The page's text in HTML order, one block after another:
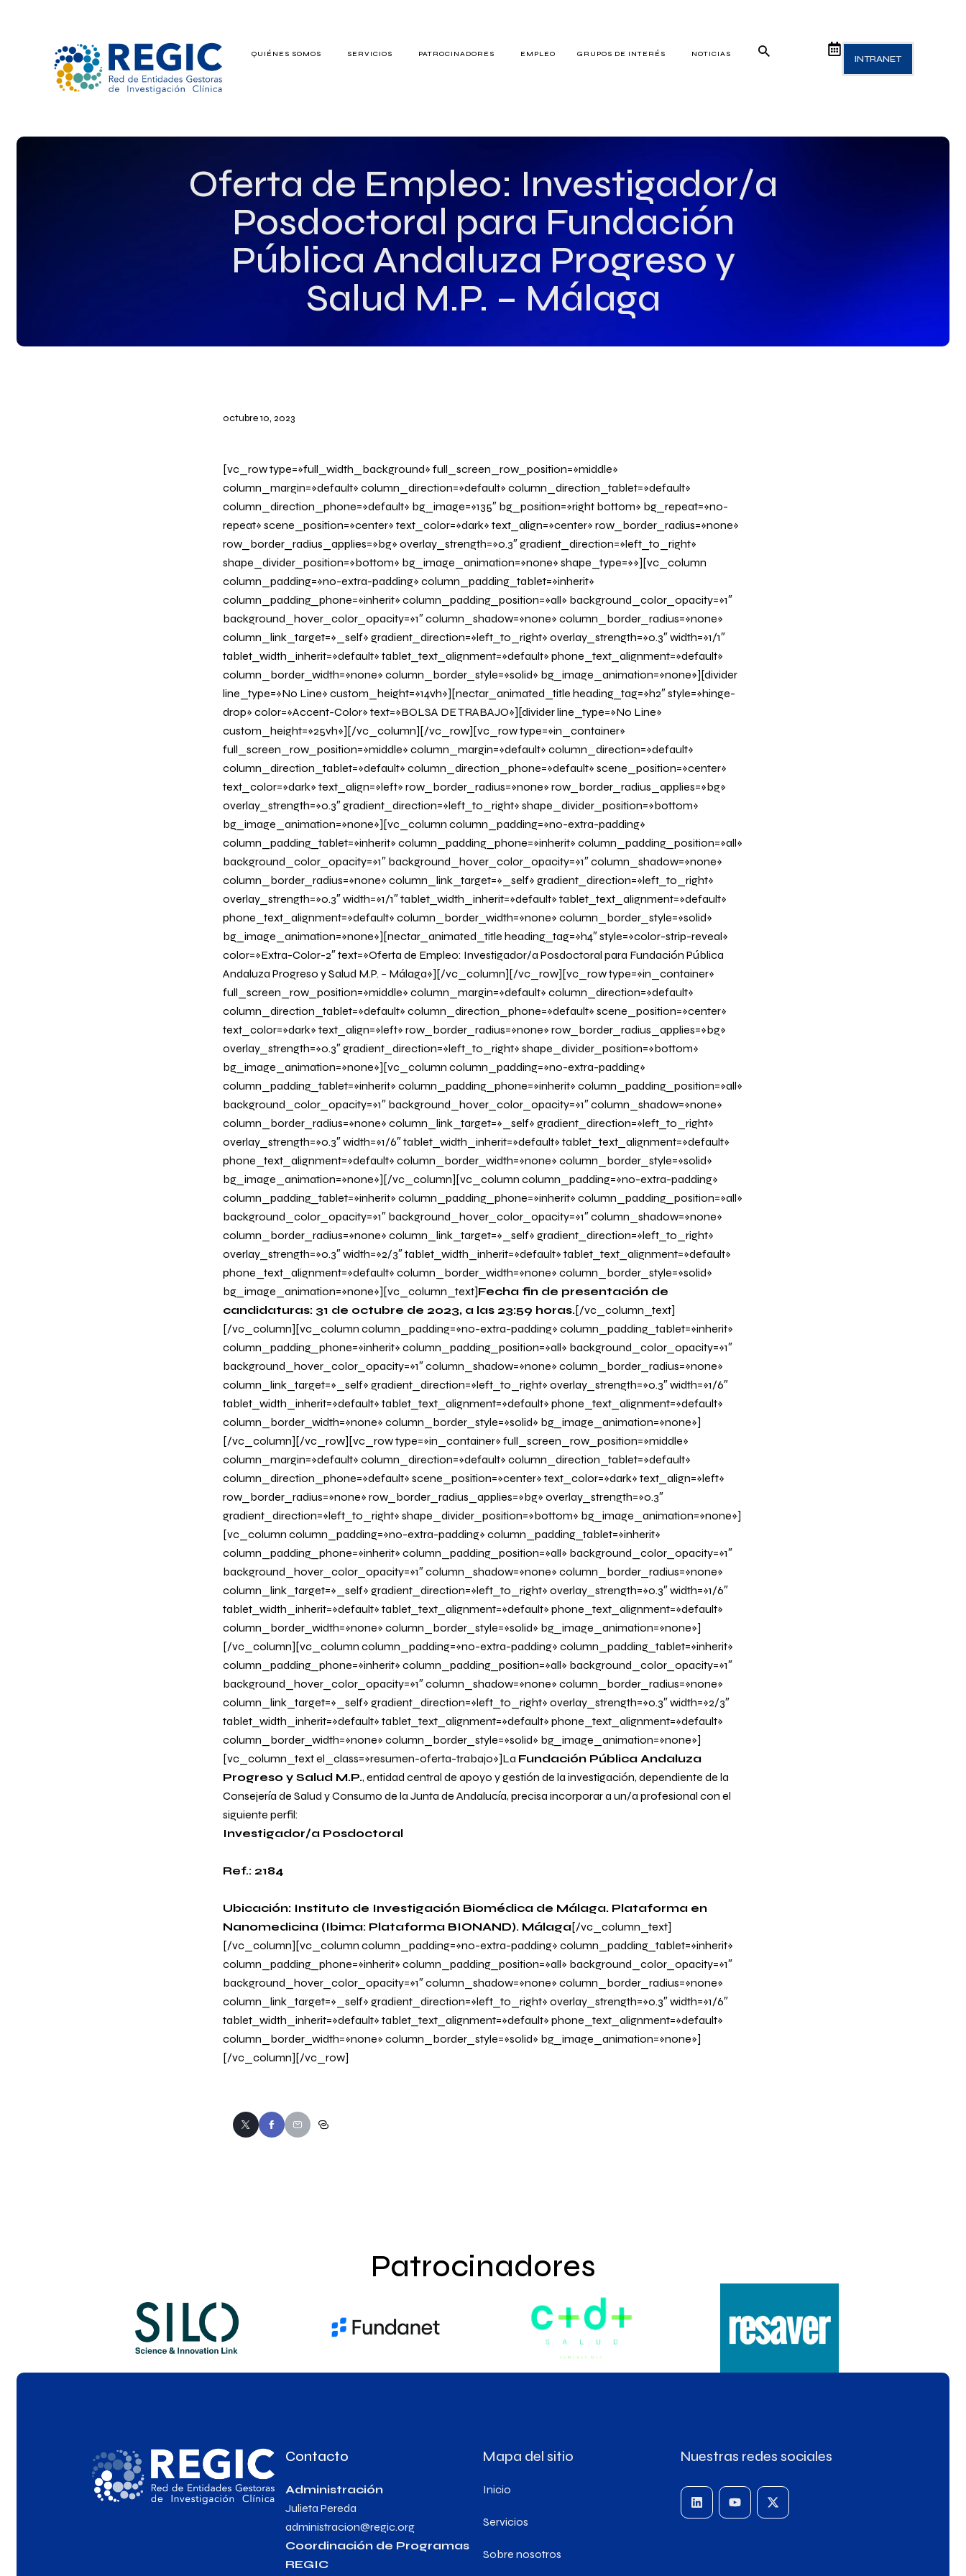
QUIÉNES SOMOS SERVICIOS PATROCINADORES EMPLEO GRUPOS DE INTERÉS NOTICIAS INTRANET
Oferta de Empleo: Investigador/a
Posdoctoral para Fundación
Pública Andaluza Progreso y
Salud M.P. – Málaga
QUIÉNES SOMOS
SERVICIOS
EMPLEO
GRUPOS DE INTERÉS
octubre 10, 2023
[vc_row type=»full_width_background» full_screen_row_position=»middle»
column_margin=»default» column_direction=»default» column_direction_tablet=»default»
column_direction_phone=»default» bg_image=»135″ bg_position=»right bottom» bg_repeat=»no-
repeat» scene_position=»center» text_color=»dark» text_align=»center» row_border_radius=»none»
row_border_radius_applies=»bg» overlay_strength=»0.3″ gradient_direction=»left_to_right»
shape_divider_position=»bottom» bg_image_animation=»none» shape_type=»»][vc_column
column_padding=»no-extra-padding» column_padding_tablet=»inherit»
column_padding_phone=»inherit» column_padding_position=»all» background_color_opacity=»1″
background_hover_color_opacity=»1″ column_shadow=»none» column_border_radius=»none»
column_link_target=»_self» gradient_direction=»left_to_right» overlay_strength=»0.3″ width=»1/1″
tablet_width_inherit=»default» tablet_text_alignment=»default» phone_text_alignment=»default»
column_border_width=»none» column_border_style=»solid» bg_image_animation=»none»][divider
line_type=»No Line» custom_height=»14vh»][nectar_animated_title heading_tag=»h2″ style=»hinge-
drop» color=»Accent-Color» text=»BOLSA DE TRABAJO»][divider line_type=»No Line»
custom_height=»25vh»][/vc_column][/vc_row][vc_row type=»in_container»
full_screen_row_position=»middle» column_margin=»default» column_direction=»default»
column_direction_tablet=»default» column_direction_phone=»default» scene_position=»center»
text_color=»dark» text_align=»left» row_border_radius=»none» row_border_radius_applies=»bg»
overlay_strength=»0.3″ gradient_direction=»left_to_right» shape_divider_position=»bottom»
bg_image_animation=»none»][vc_column column_padding=»no-extra-padding»
column_padding_tablet=»inherit» column_padding_phone=»inherit» column_padding_position=»all»
background_color_opacity=»1″ background_hover_color_opacity=»1″ column_shadow=»none»
column_border_radius=»none» column_link_target=»_self» gradient_direction=»left_to_right»
overlay_strength=»0.3″ width=»1/1″ tablet_width_inherit=»default» tablet_text_alignment=»default»
phone_text_alignment=»default» column_border_width=»none» column_border_style=»solid»
bg_image_animation=»none»][nectar_animated_title heading_tag=»h4″ style=»color-strip-reveal»
color=»Extra-Color-2″ text=»Oferta de Empleo: Investigador/a Posdoctoral para Fundación Pública
Andaluza Progreso y Salud M.P. – Málaga»][/vc_column][/vc_row][vc_row type=»in_container»
full_screen_row_position=»middle» column_margin=»default» column_direction=»default»
column_direction_tablet=»default» column_direction_phone=»default» scene_position=»center»
text_color=»dark» text_align=»left» row_border_radius=»none» row_border_radius_applies=»bg»
overlay_strength=»0.3″ gradient_direction=»left_to_right» shape_divider_position=»bottom»
bg_image_animation=»none»][vc_column column_padding=»no-extra-padding»
column_padding_tablet=»inherit» column_padding_phone=»inherit» column_padding_position=»all»
background_color_opacity=»1″ background_hover_color_opacity=»1″ column_shadow=»none»
column_border_radius=»none» column_link_target=»_self» gradient_direction=»left_to_right»
overlay_strength=»0.3″ width=»1/6″ tablet_width_inherit=»default» tablet_text_alignment=»default»
phone_text_alignment=»default» column_border_width=»none» column_border_style=»solid»
bg_image_animation=»none»][/vc_column][vc_column column_padding=»no-extra-padding»
column_padding_tablet=»inherit» column_padding_phone=»inherit» column_padding_position=»all»
background_color_opacity=»1″ background_hover_color_opacity=»1″ column_shadow=»none»
column_border_radius=»none» column_link_target=»_self» gradient_direction=»left_to_right»
overlay_strength=»0.3″ width=»2/3″ tablet_width_inherit=»default» tablet_text_alignment=»default»
phone_text_alignment=»default» column_border_width=»none» column_border_style=»solid»
bg_image_animation=»none»][vc_column_text]Fecha fin de presentación de
candidaturas: 31 de octubre de 2023, a las 23:59 horas.[/vc_column_text]
[/vc_column][vc_column column_padding=»no-extra-padding» column_padding_tablet=»inherit»
column_padding_phone=»inherit» column_padding_position=»all» background_color_opacity=»1″
background_hover_color_opacity=»1″ column_shadow=»none» column_border_radius=»none»
column_link_target=»_self» gradient_direction=»left_to_right» overlay_strength=»0.3″ width=»1/6″
tablet_width_inherit=»default» tablet_text_alignment=»default» phone_text_alignment=»default»
column_border_width=»none» column_border_style=»solid» bg_image_animation=»none»]
[/vc_column][/vc_row][vc_row type=»in_container» full_screen_row_position=»middle»
column_margin=»default» column_direction=»default» column_direction_tablet=»default»
column_direction_phone=»default» scene_position=»center» text_color=»dark» text_align=»left»
row_border_radius=»none» row_border_radius_applies=»bg» overlay_strength=»0.3″
gradient_direction=»left_to_right» shape_divider_position=»bottom» bg_image_animation=»none»]
[vc_column column_padding=»no-extra-padding» column_padding_tablet=»inherit»
column_padding_phone=»inherit» column_padding_position=»all» background_color_opacity=»1″
background_hover_color_opacity=»1″ column_shadow=»none» column_border_radius=»none»
column_link_target=»_self» gradient_direction=»left_to_right» overlay_strength=»0.3″ width=»1/6″
tablet_width_inherit=»default» tablet_text_alignment=»default» phone_text_alignment=»default»
column_border_width=»none» column_border_style=»solid» bg_image_animation=»none»]
[/vc_column][vc_column column_padding=»no-extra-padding» column_padding_tablet=»inherit»
column_padding_phone=»inherit» column_padding_position=»all» background_color_opacity=»1″
background_hover_color_opacity=»1″ column_shadow=»none» column_border_radius=»none»
column_link_target=»_self» gradient_direction=»left_to_right» overlay_strength=»0.3″ width=»2/3″
tablet_width_inherit=»default» tablet_text_alignment=»default» phone_text_alignment=»default»
column_border_width=»none» column_border_style=»solid» bg_image_animation=»none»]
[vc_column_text el_class=»resumen-oferta-trabajo»]La Fundación Pública Andaluza
Progreso y Salud M.P., entidad central de apoyo y gestión de la investigación, dependiente de la
Consejería de Salud y Consumo de la Junta de Andalucía, precisa incorporar a un/a profesional con el
siguiente perfil:
Investigador/a Posdoctoral
Ref.: 2184
Ubicación: Instituto de Investigación Biomédica de Málaga. Plataforma en
Nanomedicina (Ibima: Plataforma BIONAND). Málaga[/vc_column_text]
[/vc_column][vc_column column_padding=»no-extra-padding» column_padding_tablet=»inherit»
column_padding_phone=»inherit» column_padding_position=»all» background_color_opacity=»1″
background_hover_color_opacity=»1″ column_shadow=»none» column_border_radius=»none»
column_link_target=»_self» gradient_direction=»left_to_right» overlay_strength=»0.3″ width=»1/6″
tablet_width_inherit=»default» tablet_text_alignment=»default» phone_text_alignment=»default»
column_border_width=»none» column_border_style=»solid» bg_image_animation=»none»]
[/vc_column][/vc_row]
Patrocinadores
Contacto
Administración
Julieta Pereda
administracion@regic.org
Coordinación de Programas
REGIC
Mapa del sitio
Inicio
Servicios
Sobre nosotros
Nuestras redes sociales